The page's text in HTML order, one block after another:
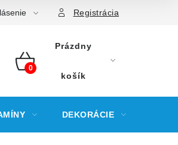
Registrácia
NÁKUPNÝ
Prázdny
košík
DEKORÁCIE